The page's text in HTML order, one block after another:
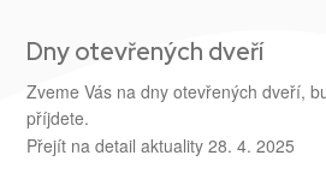
Dny otevřených dveří
Zveme Vás na dny otevřených dveří,
příjdete.
Přejít na detail aktuality 28. 4. 2025